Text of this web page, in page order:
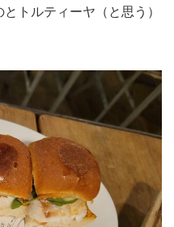
トルティーヤ（と思う）